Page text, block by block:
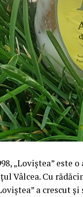
„Loviștea” este
Vâlcea. Cu
a crescut